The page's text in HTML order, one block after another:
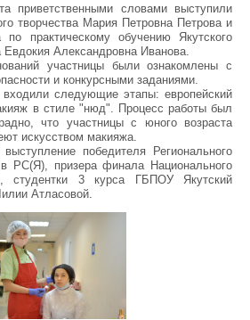
приветственными словами выступили
творчества Мария Петровна Петрова и
по практическому обучению Якутского
Александровна Иванова.
участницы были ознакомлены с
и конкурсными заданиями.
входили следующие этапы: европейский
в стиле "нюд". Процесс работы был
что участницы с юного возраста
искусством макияжа.
победителя Регионального
РС(Я), призера финала Национального
студентки 3 курса ГБПОУ Якутский
Атласовой.